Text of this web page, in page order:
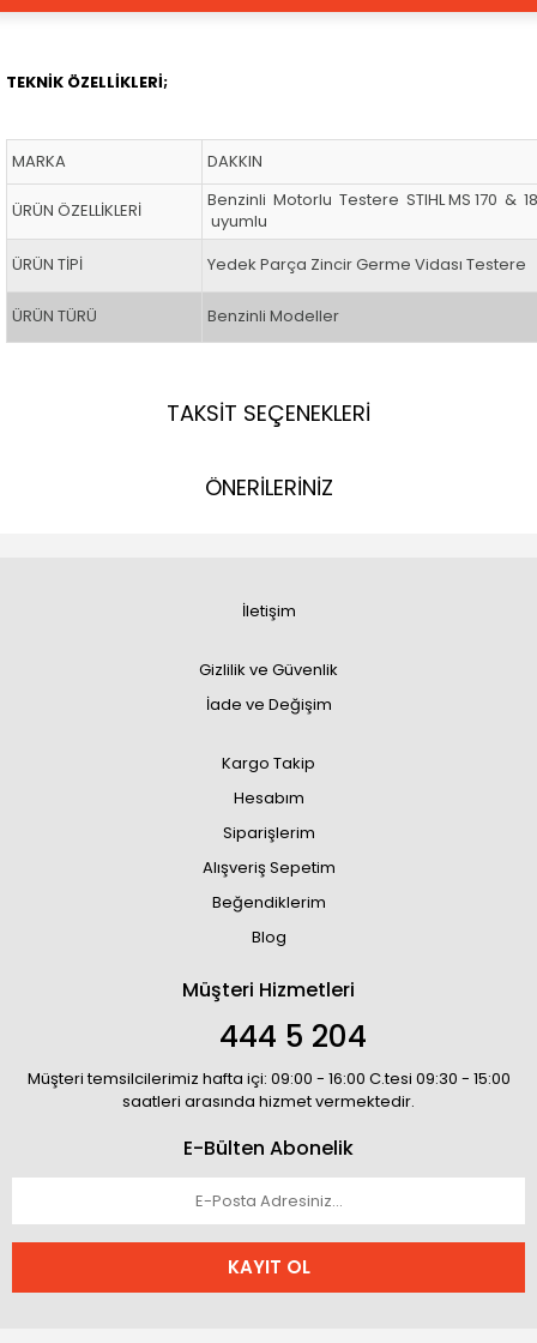
TEKNİK ÖZELLİKLERİ;
MARKA DAKKIN
ÜRÜN ÖZELLİKLERİ
Benzinli Motorlu Testere STIHL MS 170 &
uyumlu
ÜRÜN TİPİ
Yedek Parça Zincir Germe Vidası Testere
ÜRÜN TÜRÜ Benzinli Modeller
TAKSİT SEÇENEKLERİ
ÖNERİLERİNİZ
İletişim
Gizlilik ve Güvenlik
İade ve Değişim
Kargo Takip
Hesabım
Siparişlerim
Alışveriş Sepetim
Beğendiklerim
Blog
Müşteri Hizmetleri
444 5 204
Müşteri temsilcilerimiz hafta içi: 09:00 - 16:00 C.tesi 09:30 - 15:00
saatleri arasında hizmet vermektedir.
E-Bülten Abonelik
KAYIT OL